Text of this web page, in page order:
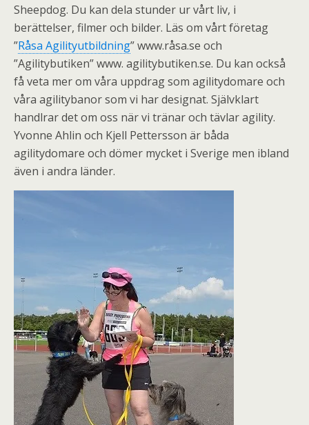
Sheepdog. Du kan dela stunder ur vårt liv, i
berättelser, filmer och bilder. Läs om vårt företag
”Råsa Agilityutbildning” www.råsa.se och
”Agilitybutiken” www. agilitybutiken.se. Du kan också
få veta mer om våra uppdrag som agilitydomare och
våra agilitybanor som vi har designat. Självklart
handlrar det om oss när vi tränar och tävlar agility.
Yvonne Ahlin och Kjell Pettersson är båda
agilitydomare och dömer mycket i Sverige men ibland
även i andra länder.